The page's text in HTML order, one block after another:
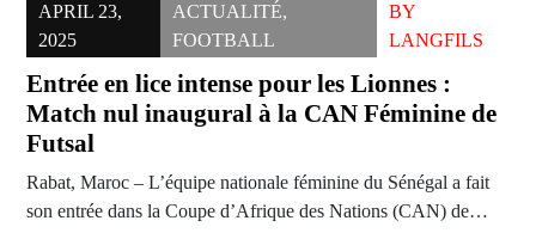
APRIL 23,
2025
ACTUALITÉ,
FOOTBALL
BY
LANGFILS
Entrée en lice intense pour les Lionnes :
Match nul inaugural à la CAN Féminine de
Futsal
Rabat, Maroc – L’équipe nationale féminine du Sénégal a fait
son entrée dans la Coupe d’Afrique des Nations (CAN) de…